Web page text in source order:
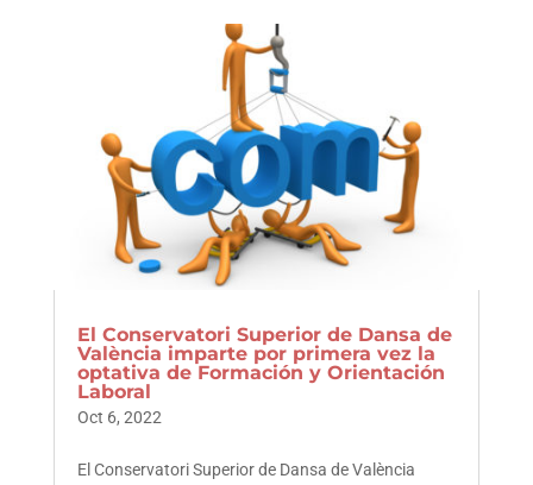
El Conservatori Superior de Dansa de
València imparte por primera vez la
optativa de Formación y Orientación
Laboral
Oct 6, 2022
El Conservatori Superior de Dansa de València